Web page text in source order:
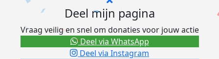
Deel mijn pagina
Vraag veilig en snel om donaties voor jouw actie
Deel via Instagram
Deel via WhatsApp